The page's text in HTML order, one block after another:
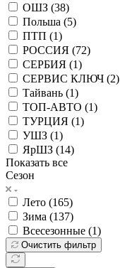
ОШЗ (38)
Польша (5)
ПТП (1)
РОССИЯ (72)
СЕРБИЯ (1)
СЕРВИС КЛЮЧ (2)
Тайвань (1)
ТОП-АВТО (1)
ТУРЦИЯ (1)
УШЗ (1)
ЯрШЗ (14)
Показать все
Сезон
Лето (165)
Зима (137)
Всесезонные (1)
Очистить фильтр